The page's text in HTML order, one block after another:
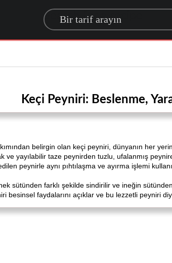
Search for a recipe
Keçi Peyniri: Beslenme,
belirgin olan keçi peyniri, dünyanın her
ve yayılabilir taze peynirden tuzlu, ufalanmış
peynirle aynı pıhtılaşma ve ayırma işlemi
sütünden farklı şekilde sindirilir ve ineğin
besinsel faydalarını açıklar ve bu lezzetli peyniri